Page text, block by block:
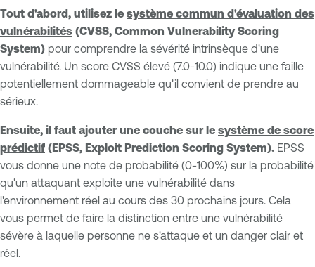
Tout d'abord, utilisez le système commun d'évaluation des
vulnérabilités (CVSS, Common Vulnerability Scoring
System) pour comprendre la sévérité intrinsèque d'une
vulnérabilité. Un score CVSS élevé (7.0-10.0) indique une faille
potentiellement dommageable qu'il convient de prendre au
sérieux.
Ensuite, il faut ajouter une couche sur le système de score
prédictif (EPSS, Exploit Prediction Scoring System). EPSS
vous donne une note de probabilité (0-100%) sur la probabilité
qu'un attaquant exploite une vulnérabilité dans
l'environnement réel au cours des 30 prochains jours. Cela
vous permet de faire la distinction entre une vulnérabilité
sévère à laquelle personne ne s'attaque et un danger clair et
réel.